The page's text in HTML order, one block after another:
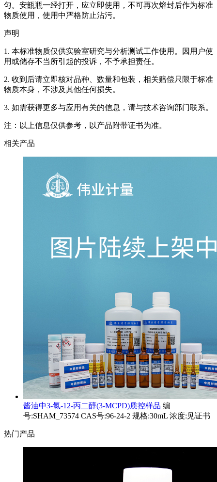
匀。安瓿瓶一经打开，应立即使用，不可再次熔封后作为标准
物质使用，使用中严格防止沾污。
声明
1. 本标准物质仅供实验室研究与分析测试工作使用。因用户使
用或储存不当所引起的投诉，不予承担责任。
2. 收到后请立即核对品种、数量和包装，相关赔偿只限于标准
物质本身，不涉及其他任何损失。
3. 如需获得更多与应用有关的信息，请与技术咨询部门联系。
注：以上信息仅供参考，以产品附带证书为准。
相关产品
酱油中3-氯-12-丙二醇(3-MCPD)质控样品 编
号:SHAM_73574 CAS号:96-24-2 规格:30mL 浓度:见证书
热门产品